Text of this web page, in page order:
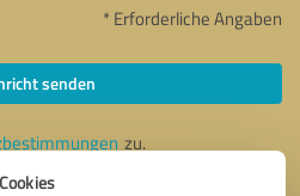
* Erforderliche Angaben
senden
zu.